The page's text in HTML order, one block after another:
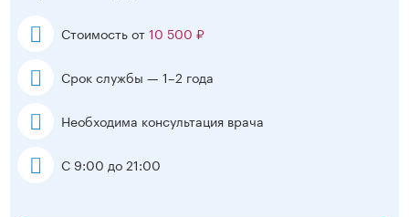
Стоимость от10 500 ₽
Срок службы — 1–2 года
Необходима консультация врача
С 9:00 до 21:00